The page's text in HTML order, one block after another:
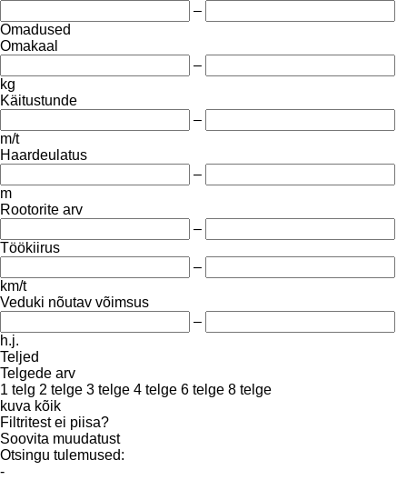
–
Omadused
Omakaal
–
kg
Käitustunde
–
m/t
Haardeulatus
–
m
Rootorite arv
–
Töökiirus
–
km/t
Veduki nõutav võimsus
–
h.j.
Teljed
Telgede arv
1 telg 2 telge 3 telge 4 telge 6 telge 8 telge
kuva kõik
Filtritest ei piisa?
Soovita muudatust
Otsingu tulemused:
-